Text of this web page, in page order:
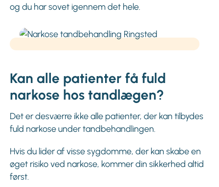
og du har sovet igennem det hele.
Kan alle patienter få fuld
narkose hos tandlægen?
Det er desværre ikke alle patienter, der kan tilbydes
fuld narkose under tandbehandlingen.
Hvis du lider af visse sygdomme, der kan skabe en
øget risiko ved narkose, kommer din sikkerhed altid
først.